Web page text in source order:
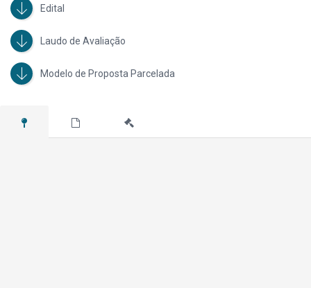
Edital
Laudo de Avaliação
Modelo de Proposta Parcelada